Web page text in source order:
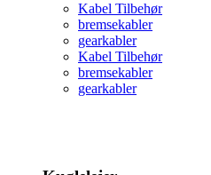
Kabel Tilbehør
bremsekabler
gearkabler
Kabel Tilbehør
bremsekabler
gearkabler